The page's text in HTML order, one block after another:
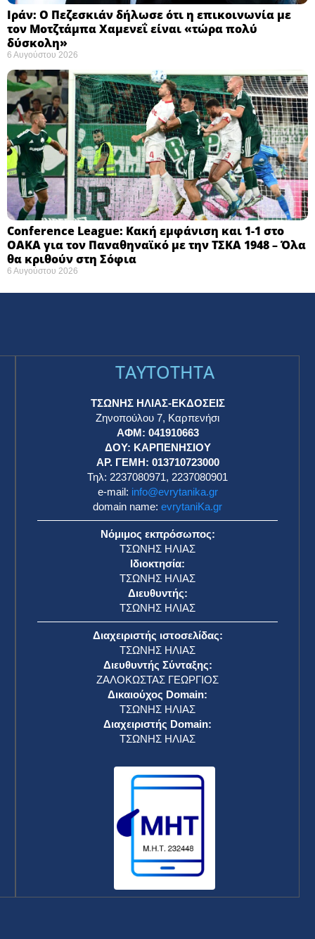
Ιράν: Ο Πεζεσκιάν δήλωσε ότι η επικοινωνία με
τον Μοτζτάμπα Χαμενεΐ είναι «τώρα πολύ
δύσκολη» ​
6 Αυγούστου 2026
Conference League: Κακή εμφάνιση και 1-1 στο
ΟΑΚΑ για τον Παναθηναϊκό με την ΤΣΚΑ 1948 – Όλα
θα κριθούν στη Σόφια ​
6 Αυγούστου 2026
TAYTOTHTA
ΤΣΩΝΗΣ ΗΛΙΑΣ-ΕΚΔΟΣΕΙΣ
Ζηνοπούλου 7, Καρπενήσι
ΑΦΜ: 041910663
ΔΟΥ: ΚΑΡΠΕΝΗΣΙΟΥ
ΑΡ. ΓΕΜΗ: 013710723000
Τηλ: 2237080971, 2237080901
e-mail: info@evrytanika.gr
domain name: evrytaniKa.gr
Νόμιμος εκπρόσωπος:
ΤΣΩΝΗΣ ΗΛΙΑΣ
Ιδιοκτησία:
ΤΣΩΝΗΣ ΗΛΙΑΣ
Διευθυντής:
ΤΣΩΝΗΣ ΗΛΙΑΣ
Διαχειριστής ιστοσελίδας:
ΤΣΩΝΗΣ ΗΛΙΑΣ
Διευθυντής Σύνταξης:
ΖΑΛΟΚΩΣΤΑΣ ΓΕΩΡΓΙΟΣ
Δικαιούχος Domain:
ΤΣΩΝΗΣ ΗΛΙΑΣ
Διαχειριστής Domain:
ΤΣΩΝΗΣ ΗΛΙΑΣ